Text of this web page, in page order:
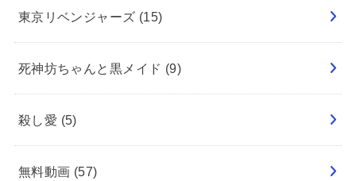
東京リベンジャーズ (15)
死神坊ちゃんと黒メイド (9)
殺し愛 (5)
無料動画 (57)